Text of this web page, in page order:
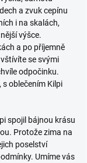
a zvuk cepínu
i na skalách,
výšce.
a po příjemně
se svými
odpočinku.
oblečením Kilpi
spojil bájnou krásu
Protože zima na
poselství
Umíme vás